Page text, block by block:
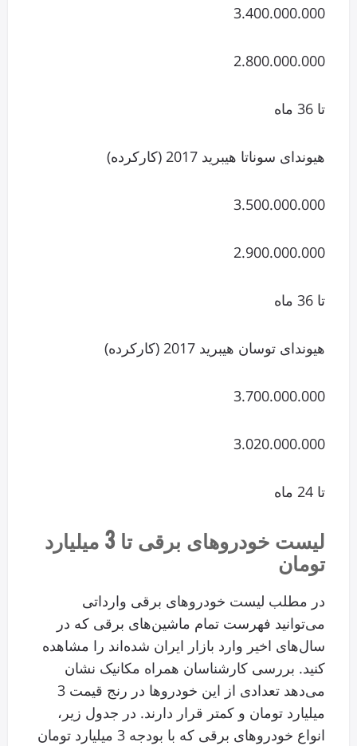
3.400.000.000
2.800.000.000
تا 36 ماه
هیوندای سوناتا هیبرید 2017 (کارکرده)
3.500.000.000
2.900.000.000
تا 36 ماه
هیوندای توسان هیبرید 2017 (کارکرده)
3.700.000.000
3.020.000.000
تا 24 ماه
لیست خودروهای برقی تا 3 میلیارد
تومان
در مطلب لیست خودروهای برقی وارداتی
می‌توانید فهرست تمام ماشین‌های برقی که در
سال‌های اخیر وارد بازار ایران شده‌اند را مشاهده
کنید. بررسی کارشناسان همراه مکانیک نشان
می‌دهد تعدادی از این خودروها در رنج قیمت 3
میلیارد تومان و کمتر قرار دارند. در جدول زیر،
انواع خودروهای برقی که با بودجه 3 میلیارد تومان